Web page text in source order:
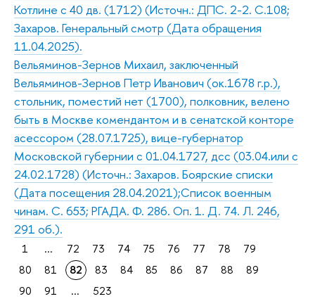
Котлине с 40 дв. (1712) (Источн.: ДПС. 2-2. С.108;
Захаров. Генеральный смотр (Дата обращения
11.04.2025).
Вельяминов-Зернов Михаил, заключенный
Вельяминов-Зернов Петр Иванович (ок.1678 г.р.),
стольник, поместий нет (1700), полковник, велено
быть в Москве комендантом и в сенатской конторе
асессором (28.07.1725), вице-губернатор
Московской губернии с 01.04.1727, дсс (03.04.или с
24.02.1728) (Источн.: Захаров. Боярские списки
(Дата посещения 28.04.2021);Список военным
чинам. С. 653; РГАДА. Ф. 286. Оп. 1. Д. 74. Л. 246,
291 об.).
1 ... 72 73 74 75 76 77 78
79
80
81 82 83 84 85 86 87 88
89
90
91 ... 523